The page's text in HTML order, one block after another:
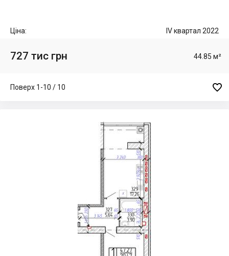
Ціна: IV квартал 2022
727 тис грн 44.85 м²
Поверх 1-10 / 10 